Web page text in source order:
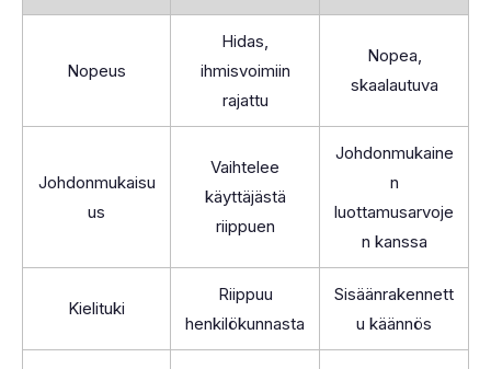
Nopeus
Hidas,
ihmisvoimiin
rajattu
Nopea,
skaalautuva
Johdonmukaisu
us
Vaihtelee
käyttäjästä
riippuen
Johdonmukaine
n
luottamusarvoje
n kanssa
Kielituki
Riippuu
henkilökunnasta
Sisäänrakennett
u käännös